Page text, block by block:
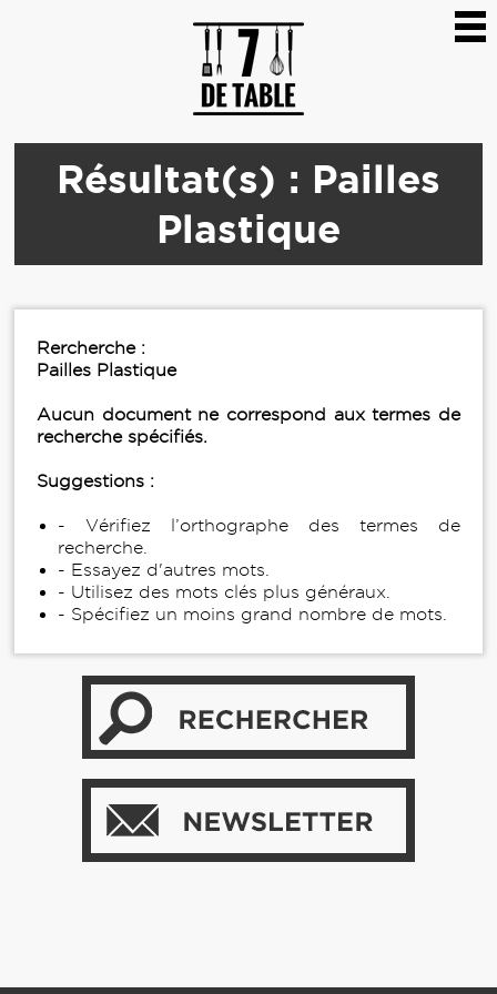
Résultat(s) : Pailles
Plastique
Rercherche :
Pailles Plastique
Aucun document ne correspond aux termes de
recherche spécifiés.
Suggestions :
- Vérifiez l’orthographe des termes de
recherche.
- Essayez d'autres mots.
- Utilisez des mots clés plus généraux.
- Spécifiez un moins grand nombre de mots.